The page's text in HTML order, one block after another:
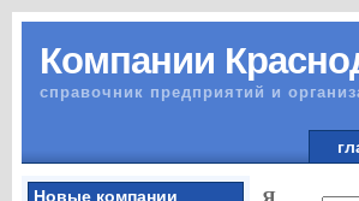
Компании
справочник предприятий и
Новые компании